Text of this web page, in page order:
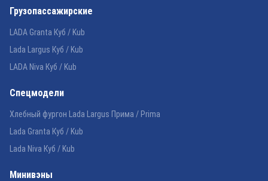
Грузопассажирские
LADA Granta Куб / Kub
Lada Largus Куб / Kub
LADA Niva Куб / Kub
Спецмодели
Хлебный фургон Lada Largus Прима / Prima
Lada Granta Куб / Kub
Lada Niva Куб / Kub
Минивэны